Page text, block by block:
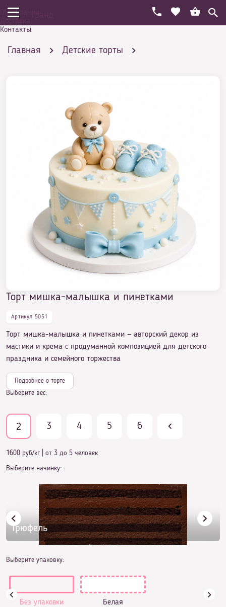
О компании
Контакты
Главная Детские торты
С пинетками
Торт мишка-малышка и пинетками
Торт мишка-малышка и пинетками
Артикул 5051
Торт мишка-малышка и пинетками — авторский декор из
мастики и крема с продуманной композицией для детского
праздника и семейного торжества
Подробнее о торте
Выберите вес:
2 3 4 5 6
1600 руб/кг от 3 до 5 человек
Выберите начинку:
Трюфель
Выберите упаковку:
Без упаковки Белая